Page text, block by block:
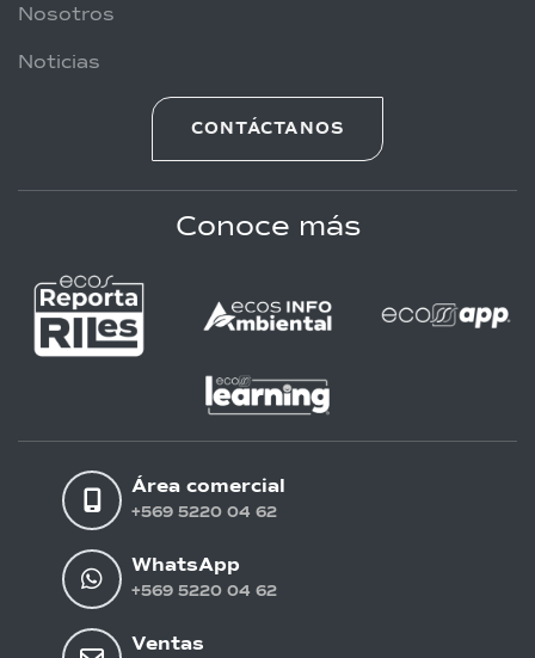
Nosotros
Noticias
CONTÁCTANOS
Conoce más
Área comercial
+569 5220 04 62
WhatsApp
+569 5220 04 62
Ventas